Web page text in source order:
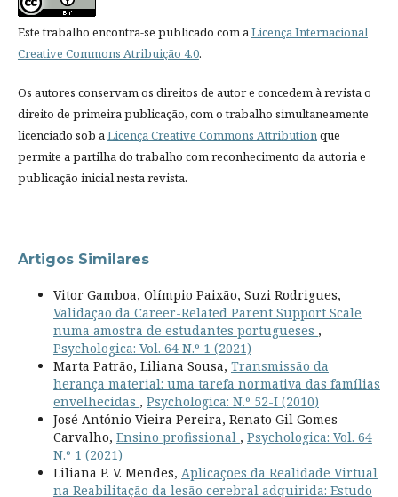
Este trabalho encontra-se publicado com aLicença Internacional
Creative Commons Atribuição 4.0.
Os autores conservam os direitos de autor e concedem à revista o
direito de primeira publicação, com o trabalho simultaneamente
licenciado sob aLicença Creative Commons Attributionque
permite a partilha do trabalho com reconhecimento da autoria e
publicação inicial nesta revista.
Artigos Similares
Vitor Gamboa, Olímpio Paixão, Suzi Rodrigues,
Validação da Career-Related Parent Support Scale
numa amostra de estudantes portugueses ,
Psychologica: Vol. 64 N.º 1 (2021)
Marta Patrão, Liliana Sousa, Transmissão da
herança material: uma tarefa normativa das famílias
envelhecidas , Psychologica: N.º 52-I (2010)
José António Vieira Pereira, Renato Gil Gomes
Carvalho, Ensino profissional , Psychologica: Vol. 64
N.º 1 (2021)
Liliana P. V. Mendes, Aplicações da Realidade Virtual
na Reabilitação da lesão cerebral adquirida: Estudo